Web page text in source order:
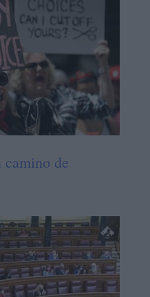
camino de